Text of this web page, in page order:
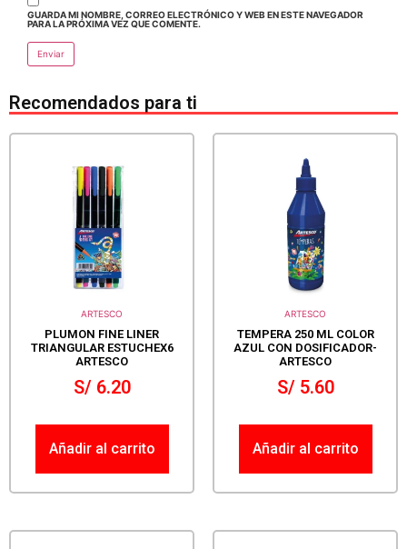
GUARDA MI NOMBRE, CORREO ELECTRÓNICO Y WEB EN ESTE NAVEGADOR
PARA LA PRÓXIMA VEZ QUE COMENTE.
Recomendados para ti
ARTESCO
PLUMON FINE LINER
TRIANGULAR ESTUCHEX6
ARTESCO
S/6.20
Añadir al carrito
ARTESCO
TEMPERA 250 ML COLOR
AZUL CON DOSIFICADOR-
ARTESCO
S/5.60
Añadir al carrito